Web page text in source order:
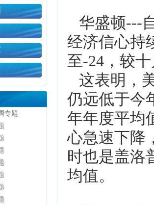
专题
华盛顿---
经济信心持
至-24，较
这表明，
仍远低于今
年年度平均
心急速下降
时也是盖洛
均值。